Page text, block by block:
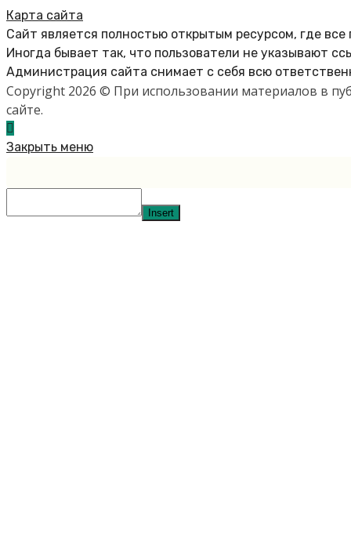
Карта сайта
Сайт является полностью открытым ресурсом, где
Иногда бывает так, что пользователи не указывают
Администрация сайта снимает с себя всю
Copyright 2026 © При использовании материалов в
сайте.
Закрыть меню
Insert